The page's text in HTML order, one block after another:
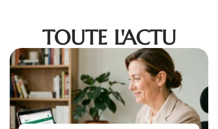
TOUTE L'ACTU